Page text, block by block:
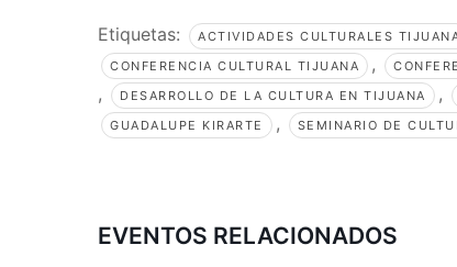
Etiquetas: ACTIVIDADES CULTURALES
CONFERENCIA CULTURAL TIJUANA ,
, DESARROLLO DE LA CULTURA EN TIJUANA ,
GUADALUPE KIRARTE , SEMINARIO DE
EVENTOS RELACIONADOS